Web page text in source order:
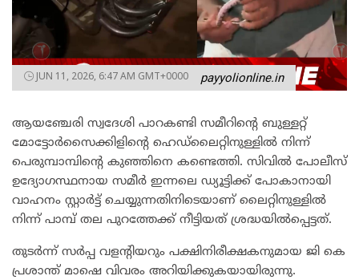
JUN 11, 2026, 6:47 AM GMT+0000 payyolionline.in
ആയഞ്ചേരി സ്വദേശി പാറകണ്ടി സമീറിന്റെ ബുള്ളറ്റ്
മോട്ടോർസൈക്കിളിന്റെ ഹെഡ്‌ലൈറ്റിനുള്ളിൽ നിന്ന്
പെരുമ്പാമ്പിന്റെ കുഞ്ഞിനെ കണ്ടെത്തി. സിവിൽ പോലീസ്
ഉദ്യോഗസ്ഥനായ സമീർ ഇന്നലെ ഡ്യൂട്ടിക്ക് പോകാനായി
വാഹനം സ്റ്റാർട്ട് ചെയ്യുന്നതിനിടെയാണ് ലൈറ്റിനുള്ളിൽ
നിന്ന് പാമ്പ് തല പുറത്തേക്ക് നീട്ടിയത് ശ്രദ്ധയിൽപ്പെട്ടത്.
തുടർന്ന് സർപ്പ വളന്റിയറും പക്ഷിനിരീക്ഷകനുമായ ജി കെ
പ്രശാന്ത് മാഷെ വിവരം അറിയിക്കുകയായിരുന്നു.